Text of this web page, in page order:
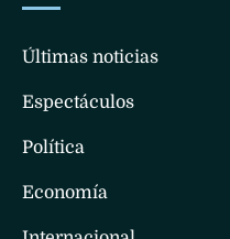
Últimas noticias
Espectáculos
Política
Economía